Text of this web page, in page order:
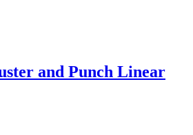
and Punch Linear